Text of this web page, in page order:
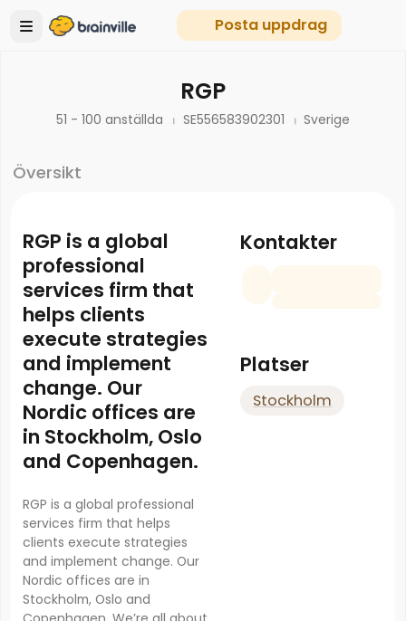
Posta uppdrag
RGP
51 - 100 anställda SE556583902301 Sverige
Översikt
RGP is a global
professional
services firm that
helps clients
execute strategies
and implement
change. Our
Nordic offices are
in Stockholm, Oslo
and Copenhagen.
RGP is a global professional
services firm that helps
clients execute strategies
and implement change. Our
Nordic offices are in
Stockholm, Oslo and
Kontakter
Platser
Stockholm